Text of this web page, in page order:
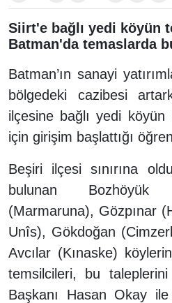
Siirt'e bağlı yedi köyün
Batman'da temaslarda
Batman’ın sanayi
bölgedeki cazibesi
ilçesine bağlı yedi köyün
için girişim başlattığı
Beşiri ilçesi sınırına
bulunan Bozhöyük
(Marmaruna), Gözpınar
Unîs), Gökdoğan
Avcılar (Kınaske)
temsilcileri, bu
Başkanı Hasan Okay